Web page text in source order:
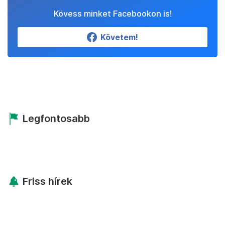
Kövess minket Facebookon is!
Követem!
Legfontosabb
Friss hírek